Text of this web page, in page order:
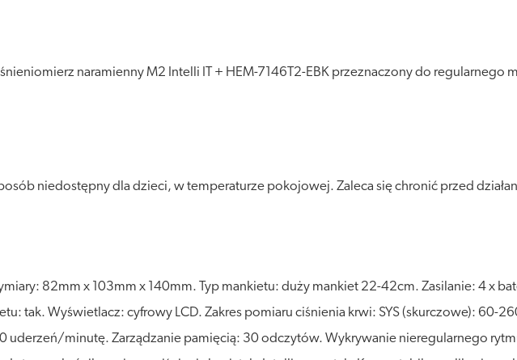
naramienny M2 Intelli IT + HEM-7146T2-EBK przeznaczony do regularnego
niedostępny dla dzieci, w temperaturze pokojowej. Zaleca się chronić przed
82mm x 103mm x 140mm. Typ mankietu: duży mankiet 22-42cm. Zasilanie: 4 x
tak. Wyświetlacz: cyfrowy LCD. Zakres pomiaru ciśnienia krwi: SYS (skurczowe): 60-
uderzeń/minutę. Zarządzanie pamięcią: 30 odczytów. Wykrywanie nieregularnego